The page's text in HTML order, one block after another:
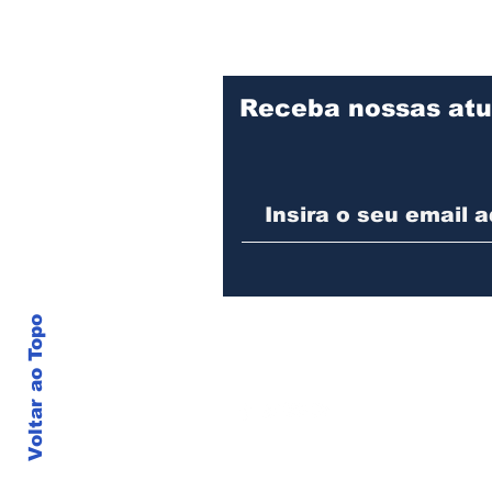
de cometer vários
furtos contra o
Voltar ao Topo
Receba nossas